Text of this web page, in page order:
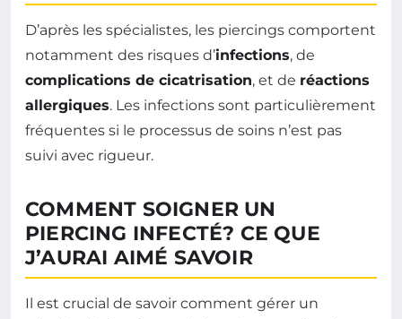
D’après les spécialistes, les piercings comportent
notamment des risques d’infections, de
complications de cicatrisation, et de réactions
allergiques. Les infections sont particulièrement
fréquentes si le processus de soins n’est pas
suivi avec rigueur.
COMMENT SOIGNER UN
PIERCING INFECTÉ? CE QUE
J’AURAI AIMÉ SAVOIR
Il est crucial de savoir comment gérer un